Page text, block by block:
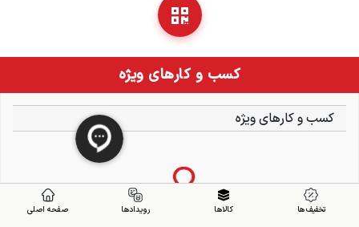
کسب و کارهای ویژه
کسب و کارهای ویژه
تخفیف ها کالاها رویدادها صفحه اصلی